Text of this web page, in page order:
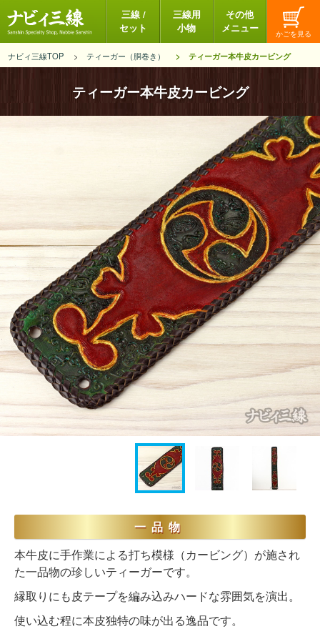
三線 /
セット
三線用
小物
その他
メニュー
ナビィ三線TOP ティーガー（胴巻き） ティーガー本牛皮カービング
ティーガー本牛皮カービング
一品物
本牛皮に手作業による打ち模様（カービング）が施され
た一品物の珍しいティーガーです。
縁取りにも皮テープを編み込みハードな雰囲気を演出。
使い込む程に本皮独特の味が出る逸品です。